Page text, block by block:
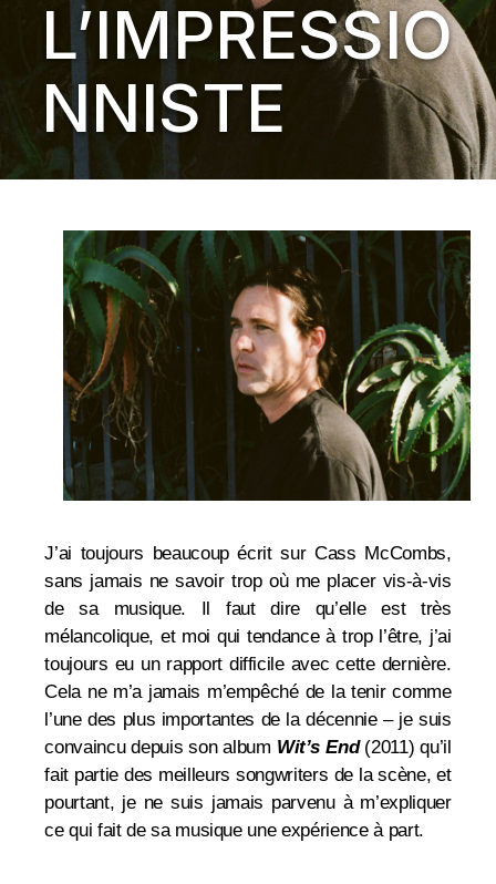
L’IMPRESSIO
NNISTE
J’ai toujours beaucoup écrit sur Cass McCombs,
sans jamais ne savoir trop où me placer vis-à-vis
de sa musique. Il faut dire qu’elle est très
mélancolique, et moi qui tendance à trop l’être, j’ai
toujours eu un rapport difficile avec cette dernière.
Cela ne m’a jamais m’empêché de la tenir comme
l’une des plus importantes de la décennie – je suis
convaincu depuis son album Wit’s End (2011) qu’il
fait partie des meilleurs songwriters de la scène, et
pourtant, je ne suis jamais parvenu à m’expliquer
ce qui fait de sa musique une expérience à part.